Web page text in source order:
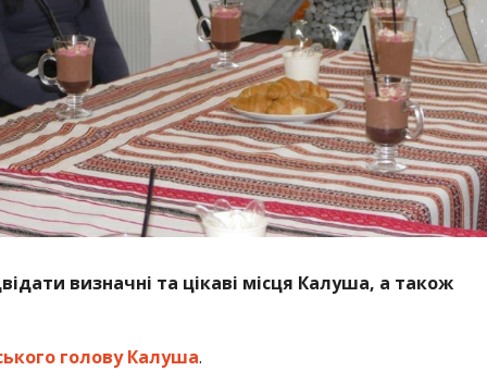
визначні та цікаві місця Калуша, а також
голову Калуша.